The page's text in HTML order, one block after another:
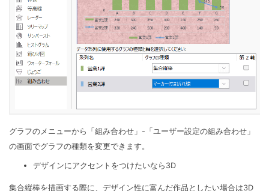
グラフのメニューから「組み合わせ」-「ユーザー設定の組み合わせ」
の画面でグラフの種類を変更できます。
デザインにアクセントをつけたいなら3D
集合縦棒を描画する際に、デザイン性に富んだ作品としたい場合は3D